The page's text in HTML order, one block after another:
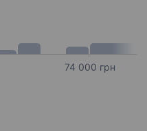
74 000 грн